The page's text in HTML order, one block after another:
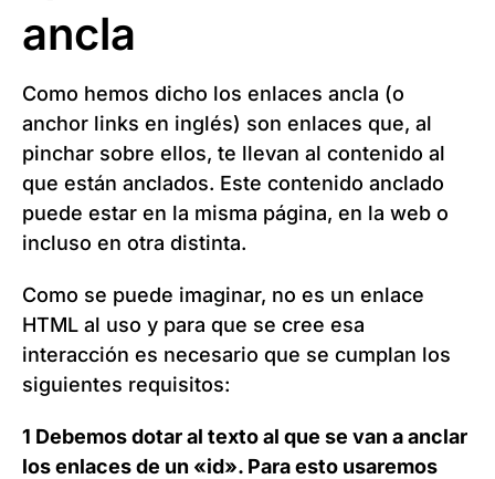
ancla
Como hemos dicho los enlaces ancla (o
anchor links en inglés) son enlaces que, al
pinchar sobre ellos, te llevan al contenido al
que están anclados. Este contenido anclado
puede estar en la misma página, en la web o
incluso en otra distinta.
Como se puede imaginar, no es un enlace
HTML al uso y para que se cree esa
interacción es necesario que se cumplan los
siguientes requisitos:
1 Debemos dotar al texto al que se van a anclar
los enlaces de un «id». Para esto usaremos